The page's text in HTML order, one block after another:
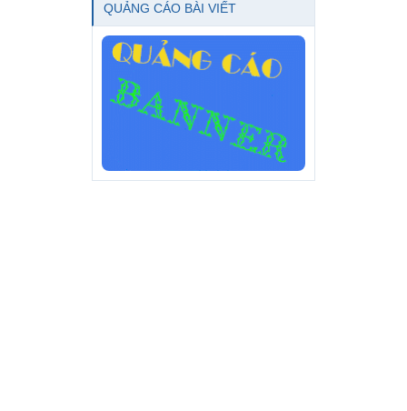
QUẢNG CÁO BÀI VIẾT